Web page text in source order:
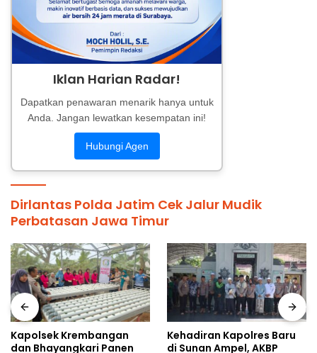
Iklan Harian Radar!
Dapatkan penawaran menarik hanya untuk
Anda. Jangan lewatkan kesempatan ini!
Hubungi Agen
Dirlantas Polda Jatim Cek Jalur Mudik
Perbatasan Jawa Timur
Kapolsek Krembangan
dan Bhayangkari Panen
Kehadiran Kapolres Baru
di Sunan Ampel, AKBP